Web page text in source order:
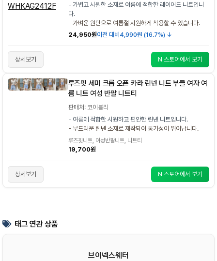
- 가볍고 시원한 소재로 여름에 적합한 레이어드 니트입니
다.
- 가벼운 원단으로 여름철 시원하게 착용할 수 있습니다.
24,950원이전 대비4,990원 (16.7%) ↓
상세보기 N 스토어에서 보기
루즈핏 세미 크롭 오픈 카라 린넨 니트 부클 여자 여
름 니트 여성 반팔 니트티
판매처: 코이블리
- 여름에 적합한 시원하고 편안한 린넨 니트입니다.
- 부드러운 린넨 소재로 제작되어 통기성이 뛰어납니다.
루즈핏니트, 여성반팔니트, 니트티
19,700원
상세보기 N 스토어에서 보기
태그 연관 상품
브이넥스웨터